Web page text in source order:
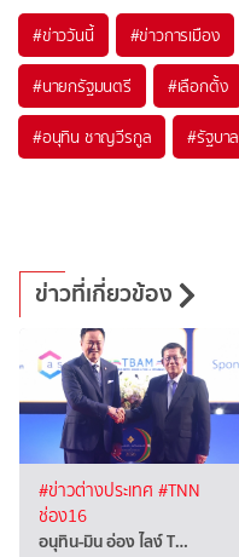
#ข่าววันนี้ #ข่าวการเมือง
#นายกรัฐมนตรี #เลือกตั้ง
#อนุทิน ชาญวีรกูล #รัฐบาล
ข่าวที่เกี่ยวข้อง
#ข่าวต่างประเทศ #TNN
ช่อง16
อนุทิน-มิน อ่อง ไลง์ T…